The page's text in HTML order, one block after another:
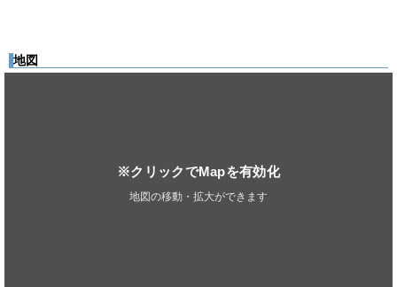
地図
※クリックでMapを有効化
地図の移動・拡大ができます